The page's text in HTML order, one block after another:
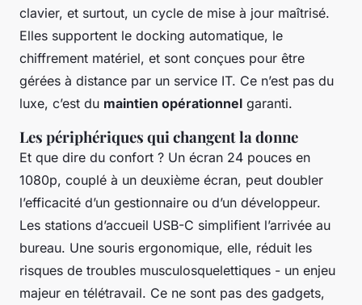
clavier, et surtout, un cycle de mise à jour maîtrisé.
Elles supportent le docking automatique, le
chiffrement matériel, et sont conçues pour être
gérées à distance par un service IT. Ce n’est pas du
luxe, c’est du maintien opérationnel garanti.
Les périphériques qui changent la donne
Et que dire du confort ? Un écran 24 pouces en
1080p, couplé à un deuxième écran, peut doubler
l’efficacité d’un gestionnaire ou d’un développeur.
Les stations d’accueil USB-C simplifient l’arrivée au
bureau. Une souris ergonomique, elle, réduit les
risques de troubles musculosquelettiques - un enjeu
majeur en télétravail. Ce ne sont pas des gadgets,